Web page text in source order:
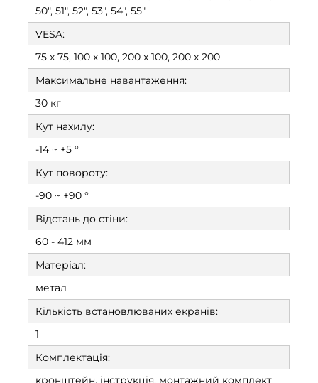
50", 51", 52", 53", 54", 55"
VESA:
75 x 75, 100 x 100, 200 x 100, 200 x 200
Максимальне навантаження:
30 кг
Кут нахилу:
-14 ~ +5 °
Кут повороту:
-90 ~ +90 °
Відстань до стіни:
60 - 412 мм
Матеріал:
метал
Кількість встановлюваних екранів:
1
Комплектація:
кронштейн, інструкція, монтажний комплект